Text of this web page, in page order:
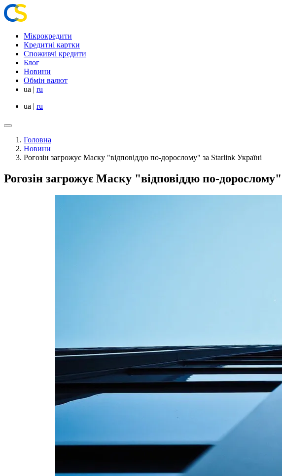
Мікрокредити
Кредитні картки
Споживчі кредити
Блог
Новини
Обмін валют
ua | ru
ua | ru
Головна
Новини
Рогозін загрожує Маску "відповіддю по-дорослому" за Starlink Україні
Рогозін загрожує Маску "відповіддю по-